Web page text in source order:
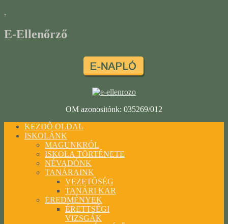
.
E-Ellenőrző
OM azonositónk: 035269/012
KEZDŐ OLDAL
ISKOLÁNK
MAGUNKRÓL
ISKOLA TÖRTÉNETE
NÉVADÓNK
TANÁRAINK
VEZETŐSÉG
TANÁRI KAR
EREDMÉNYEK
ÉRETTSÉGI
VIZSGÁK